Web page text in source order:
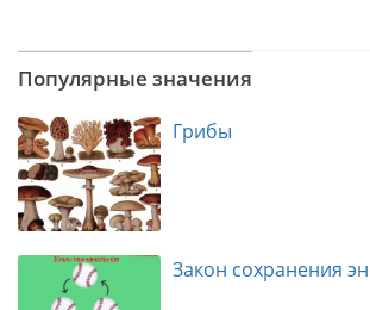
Популярные значения
Грибы
Закон сохранения